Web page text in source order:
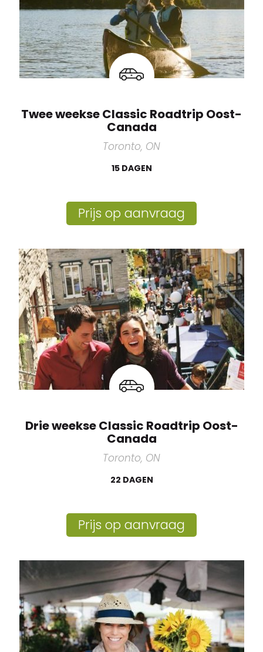
Twee weekse Classic Roadtrip Oost-
Canada
Toronto, ON
15 DAGEN
Prijs op aanvraag
Drie weekse Classic Roadtrip Oost-
Canada
Toronto, ON
22 DAGEN
Prijs op aanvraag